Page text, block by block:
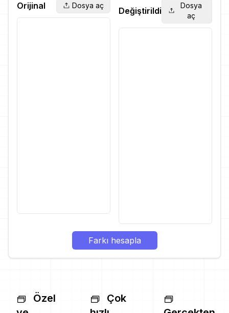
Orijinal Dosya aç
Değiştirildi
Dosya
aç
Farkı hesapla
Özel
Çok